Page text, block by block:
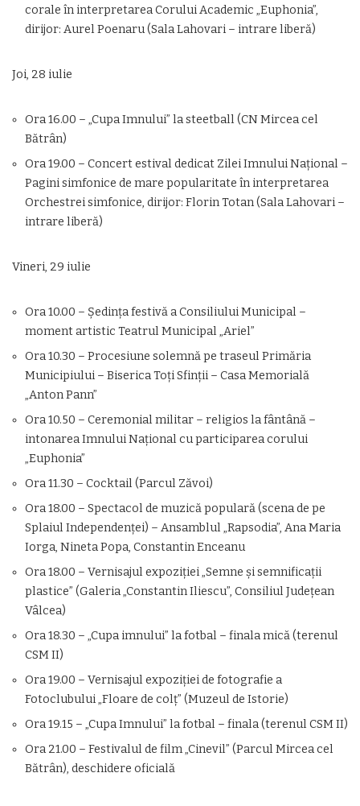
corale în interpretarea Corului Academic „Euphonia”,
dirijor: Aurel Poenaru (Sala Lahovari – intrare liberă)
Joi, 28 iulie
Ora 16.00 – „Cupa Imnului” la steetball (CN Mircea cel
Bătrân)
Ora 19.00 – Concert estival dedicat Zilei Imnului Naţional –
Pagini simfonice de mare popularitate în interpretarea
Orchestrei simfonice, dirijor: Florin Totan (Sala Lahovari –
intrare liberă)
Vineri, 29 iulie
Ora 10.00 – Şedinţa festivă a Consiliului Municipal –
moment artistic Teatrul Municipal „Ariel”
Ora 10.30 – Procesiune solemnă pe traseul Primăria
Municipiului – Biserica Toţi Sfinţii – Casa Memorială
„Anton Pann”
Ora 10.50 – Ceremonial militar – religios la fântână –
intonarea Imnului Naţional cu participarea corului
„Euphonia”
Ora 11.30 – Cocktail (Parcul Zăvoi)
Ora 18.00 – Spectacol de muzică populară (scena de pe
Splaiul Independenţei) – Ansamblul „Rapsodia”, Ana Maria
Iorga, Nineta Popa, Constantin Enceanu
Ora 18.00 – Vernisajul expoziţiei „Semne şi semnificaţii
plastice” (Galeria „Constantin Iliescu”, Consiliul Judeţean
Vâlcea)
Ora 18.30 – „Cupa imnului” la fotbal – finala mică (terenul
CSM II)
Ora 19.00 – Vernisajul expoziţiei de fotografie a
Fotoclubului „Floare de colţ” (Muzeul de Istorie)
Ora 19.15 – „Cupa Imnului” la fotbal – finala (terenul CSM II)
Ora 21.00 – Festivalul de film „Cinevil” (Parcul Mircea cel
Bătrân), deschidere oficială